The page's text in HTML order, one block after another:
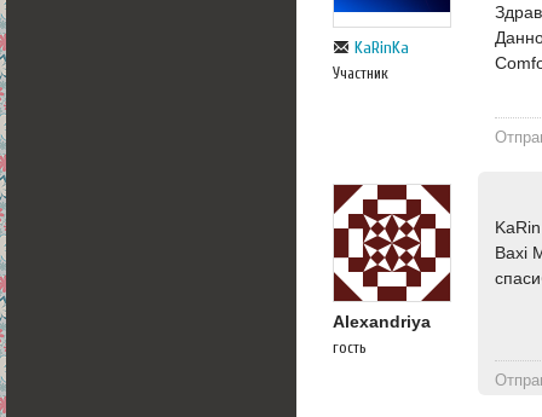
KaRinKa
Участник
Alexandriya
гость
Baxi